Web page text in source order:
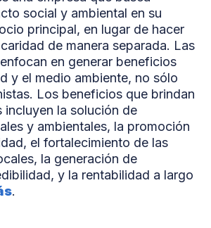
social y ambiental en su
principal, en lugar de hacer
de manera separada. Las
en generar beneficios
y el medio ambiente, no sólo
Los beneficios que brindan
incluyen la solución de
y ambientales, la promoción
el fortalecimiento de las
la generación de
y la rentabilidad a largo
.